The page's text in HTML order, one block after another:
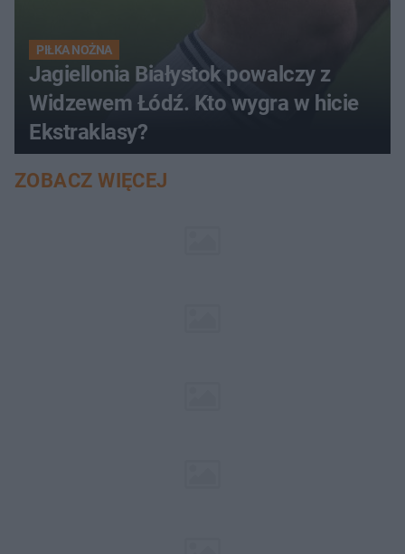
PIŁKA NOŻNA
Jagiellonia Białystok powalczy z
Widzewem Łódź. Kto wygra w hicie
Ekstraklasy?
ZOBACZ WIĘCEJ